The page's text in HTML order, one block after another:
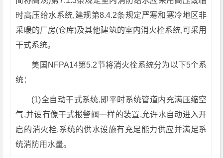
时高压给水系统,建规第8.4.2条规定严寒和寒冷地区非
采暖的厂房(仓库)及其他建筑的室内消火栓系统,可采用
干式系统。
美国NFPA14第5.2节将消火栓系统分为以下5个系
统：
(1)全自动干式系统,即平时系统管道内充满压缩空
气,并设有像干式报警阀一样的装置,允许水自动进入开
启的消火栓,系统的供水设施有充足能力供应并满足系
统消防用水量。